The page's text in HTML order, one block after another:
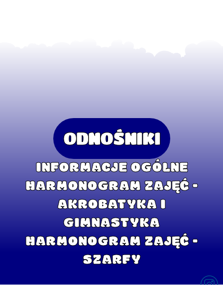
ODNOŚNIKI
INFORMACJE OGÓLNE
HARMONOGRAM ZAJĘĆ -
AKROBATYKA I
GIMNASTYKA
HARMONOGRAM ZAJĘĆ -
SZARFY